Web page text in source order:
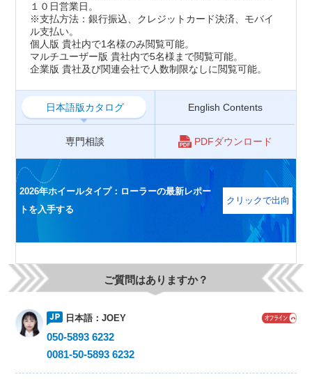
１０日営業日。
※支払方法：銀行振込、クレジットカード決済、モバイ
ル支払い。
個人版 貴社内で1名様のみ閲覧可能。
マルチユーザー版 貴社内で5名様まで閲覧可能。
企業版 貴社及び関連会社で人数制限なしに閲覧可能。
日本語版カタログ English Contents
専門相談 PDFダウンロード
2026年ホイールタイプ：ローラーの最新レポー
トを入手する
クリックで出向
く
ご質問はありますか？
日本語： JOEY
050-5893 6232
0081-50-5893 6232